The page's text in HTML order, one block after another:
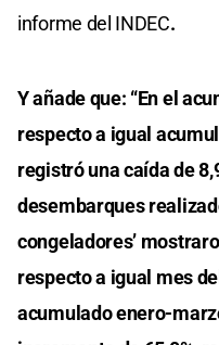
informe del INDEC.
Y añade que: “En el
respecto a igual
registró una caída de
desembarques
congeladores’
respecto a igual mes
acumulado enero-